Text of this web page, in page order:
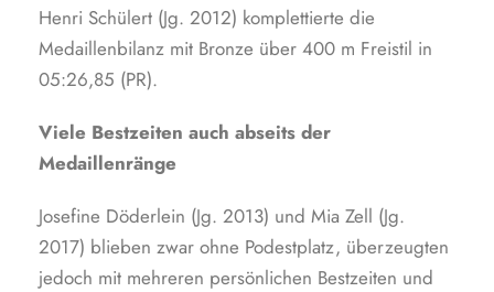
Henri Schülert (Jg. 2012) komplettierte die
Medaillenbilanz mit Bronze über 400 m Freistil in
05:26,85 (PR).
Viele Bestzeiten auch abseits der
Medaillenränge
Josefine Döderlein (Jg. 2013) und Mia Zell (Jg.
2017) blieben zwar ohne Podestplatz, überzeugten
jedoch mit mehreren persönlichen Bestzeiten und